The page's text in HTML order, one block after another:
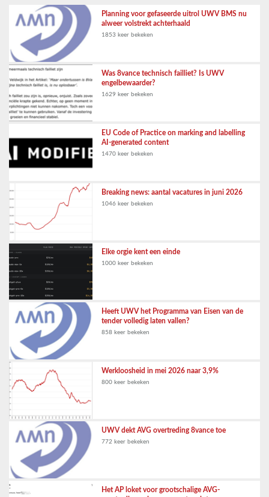
Planning voor gefaseerde uitrol UWV BMS nu
alweer volstrekt achterhaald
1853 keer bekeken
Was 8vance technisch failliet? Is UWV
engelbewaarder?
1629 keer bekeken
EU Code of Practice on marking and labelling
AI-generated content
1470 keer bekeken
Breaking news: aantal vacatures in juni 2026
1046 keer bekeken
Elke orgie kent een einde
1000 keer bekeken
Heeft UWV het Programma van Eisen van de
tender volledig laten vallen?
858 keer bekeken
Werkloosheid in mei 2026 naar 3,9%
800 keer bekeken
UWV dekt AVG overtreding 8vance toe
772 keer bekeken
Het AP loket voor grootschalige AVG-